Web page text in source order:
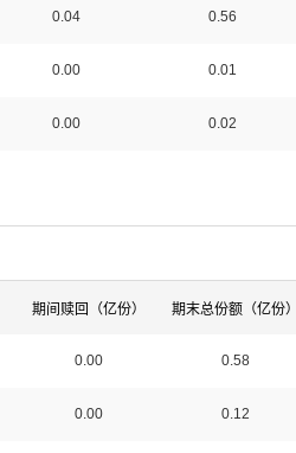
0.04 0.56
0.00 0.01
0.00 0.02
期间赎回（亿份） 期末总份额（亿份）
0.00 0.58
0.00 0.12